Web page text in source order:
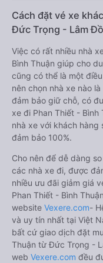
Cách đặt vé xe
Đức Trọng - Lâm
Việc có rất nhiều nhà
Bình Thuận giúp cho
cũng có thể là một
nên chọn nhà xe nào
đảm bảo giữ chỗ, có
xe đi Phan Thiết -
nhà xe với khách
đảm bảo 100%.
Cho nên để dễ dàng
các nhà xe đi, được
nhiều ưu đãi giảm giá
Phan Thiết - Bình
website Vexere.com-
và uy tín nhất tại Việt
bất cứ giao dịch đặt
Thuận từ Đức Trọng -
web Vexere.com đều